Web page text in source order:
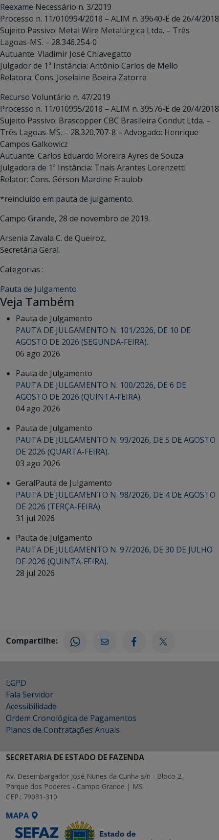
Reexame Necessário n. 3/2019
Processo n. 11/010994/2018 – ALIM n. 39640-E de 26/4/2018
Sujeito Passivo: Metal Wire Metalúrgica Ltda. – Três
Lagoas-MS. – 28.346.254-0
Autuante: Vladimir José Chiavegatto
Julgador de 1ª Instância: Antônio Carlos de Mello
Relatora: Cons. Joselaine Boeira Zatorre
Recurso Voluntário n. 47/2019
Processo n. 11/010995/2018 – ALIM n. 39576-E de 20/4/2018
Sujeito Passivo: Brascopper CBC Brasileira Condut Ltda. –
Três Lagoas-MS. – 28.320.707-8 – Advogado: Henrique
Campos Galkowicz
Autuante: Carlos Eduardo Moreira Ayres de Souza
Julgadora de 1ª Instância: Thaís Arantes Lorenzetti
Relator: Cons. Gérson Mardine Fraulob
*reincluído em pauta de julgamento.
Campo Grande, 28 de novembro de 2019.
Arsenia Zavala C. de Queiroz,
Secretária Geral.
Categorias :
Pauta de Julgamento
Veja Também
Pauta de Julgamento
PAUTA DE JULGAMENTO N. 101/2026, DE 10 DE
AGOSTO DE 2026 (SEGUNDA-FEIRA).
06 ago 2026
Pauta de Julgamento
PAUTA DE JULGAMENTO N. 100/2026, DE 6 DE
AGOSTO DE 2026 (QUINTA-FEIRA).
04 ago 2026
Pauta de Julgamento
PAUTA DE JULGAMENTO N. 99/2026, DE 5 DE AGOSTO
DE 2026 (QUARTA-FEIRA).
03 ago 2026
GeralPauta de Julgamento
PAUTA DE JULGAMENTO N. 98/2026, DE 4 DE AGOSTO
DE 2026 (TERÇA-FEIRA).
31 jul 2026
Pauta de Julgamento
PAUTA DE JULGAMENTO N. 97/2026, DE 30 DE JULHO
DE 2026 (QUINTA-FEIRA).
28 jul 2026
Compartilhe:
LGPD
Fala Servidor
Acessibilidade
Ordem Cronológica de Pagamentos
Planos de Contratações Anuais
SECRETARIA DE ESTADO DE FAZENDA
Av. Desembargador José Nunes da Cunha s/n - Bloco 2
Parque dos Poderes - Campo Grande | MS
CEP.: 79031-310
MAPA